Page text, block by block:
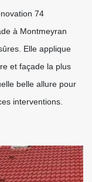
74
à Montmeyran
Elle applique
et façade la plus
belle allure pour
interventions.